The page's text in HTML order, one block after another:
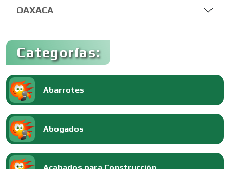
OAXACA
Categorías:
Abarrotes
Abogados